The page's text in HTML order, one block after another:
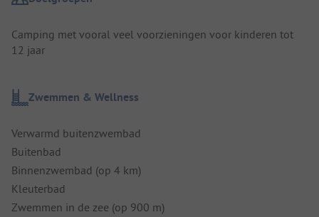
Camping met vooral veel voorzieningen voor kinderen tot
12 jaar
Zwemmen & Wellness
Verwarmd buitenzwembad
Buitenbad
Binnenzwembad (op 4 km)
Kleuterbad
Zwemmen in de zee (op 900 m)